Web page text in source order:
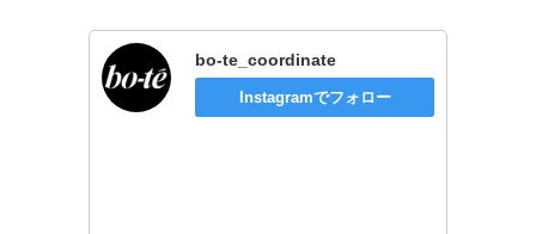
bo-te_coordinate
Instagramでフォロー